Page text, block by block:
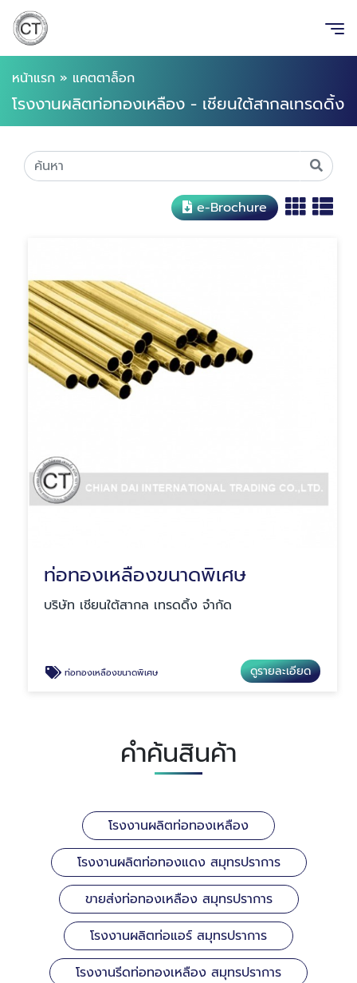
หน้าแรก » แคตตาล็อก
โรงงานผลิตท่อทองเหลือง - เชียนใต้สากลเทรดดิ้ง
e-Brochure
ท่อทองเหลืองขนาดพิเศษ
บริษัท เชียนใต้สากล เทรดดิ้ง จำกัด
ท่อทองเหลืองขนาดพิเศษ ดูรายละเอียด
คำค้นสินค้า
โรงงานผลิตท่อทองเหลือง
โรงงานผลิตท่อทองแดง สมุทรปราการ
ขายส่งท่อทองเหลือง สมุทรปราการ
โรงงานผลิตท่อแอร์ สมุทรปราการ
โรงงานรีดท่อทองเหลือง สมุทรปราการ